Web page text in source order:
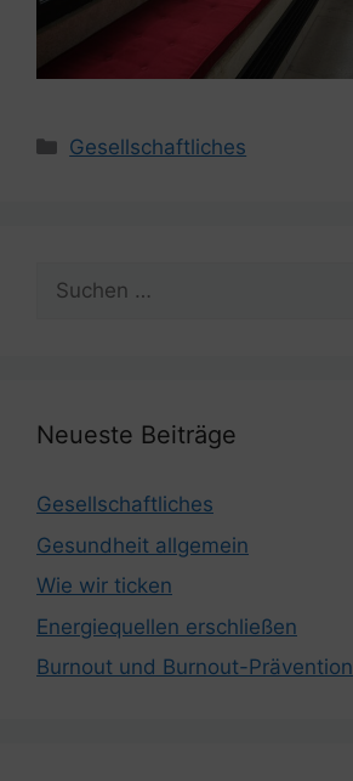
Kategorien
Gesellschaftliches
Neueste Beiträge
Gesellschaftliches
Gesundheit allgemein
Wie wir ticken
Energiequellen erschließen
Burnout und Burnout-Prävention